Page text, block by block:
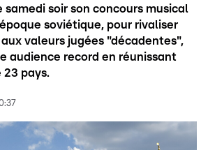
samedi soir son concours musical
soviétique, pour rivaliser
valeurs jugées "décadentes",
audience record en réunissant
23 pays.